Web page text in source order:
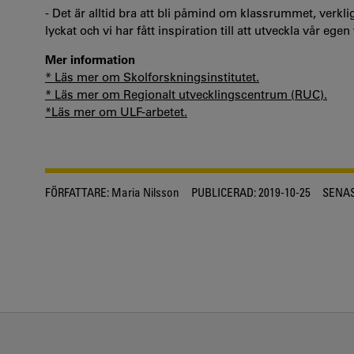
- Det är alltid bra att bli påmind om klassrummet,
lyckat och vi har fått inspiration till att utveckla vår
Mer information
* Läs mer om Skolforskningsinstitutet.
* Läs mer om Regionalt utvecklingscentrum (RUC).
*Läs mer om ULF-arbetet.
FÖRFATTARE: Maria Nilsson PUBLICERAD:2019-10-25